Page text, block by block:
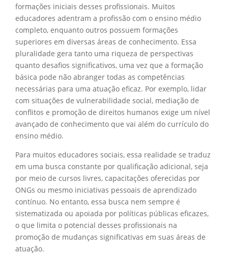
formações iniciais desses profissionais. Muitos
educadores adentram a profissão com o ensino médio
completo, enquanto outros possuem formações
superiores em diversas áreas de conhecimento. Essa
pluralidade gera tanto uma riqueza de perspectivas
quanto desafios significativos, uma vez que a formação
básica pode não abranger todas as competências
necessárias para uma atuação eficaz. Por exemplo, lidar
com situações de vulnerabilidade social, mediação de
conflitos e promoção de direitos humanos exige um nível
avançado de conhecimento que vai além do currículo do
ensino médio.
Para muitos educadores sociais, essa realidade se traduz
em uma busca constante por qualificação adicional, seja
por meio de cursos livres, capacitações oferecidas por
ONGs ou mesmo iniciativas pessoais de aprendizado
contínuo. No entanto, essa busca nem sempre é
sistematizada ou apoiada por políticas públicas eficazes,
o que limita o potencial desses profissionais na
promoção de mudanças significativas em suas áreas de
atuação.